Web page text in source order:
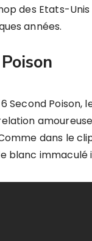
des Etats-
années.
Second Poison,
dans le
blanc immaculé